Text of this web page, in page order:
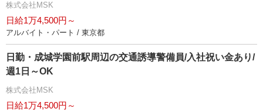
株式会社MSK
日給1万4,500円～
アルバイト・パート / 東京都
日勤・成城学園前駅周辺の交通誘導警備員/入社祝い金あり/
週1日～OK
株式会社MSK
日給1万4,500円～